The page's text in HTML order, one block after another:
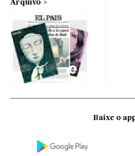
Arquivo
Baixe o